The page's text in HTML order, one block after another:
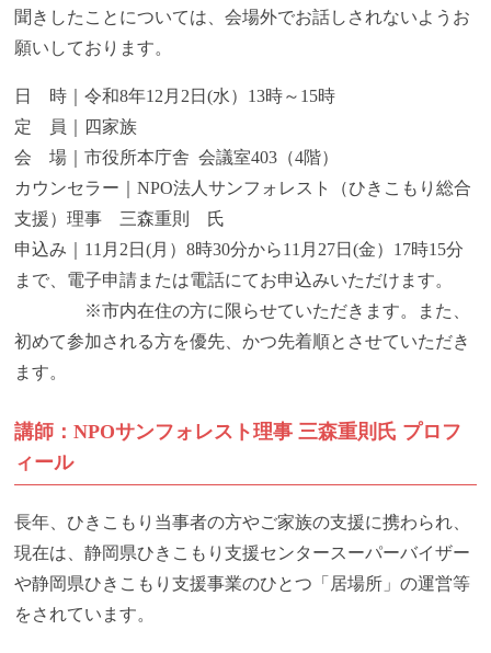
聞きしたことについては、会場外でお話しされないようお
願いしております。
日 時｜令和8年12月2日(水）13時～15時
定 員｜四家族
会 場｜市役所本庁舎 会議室403（4階）
カウンセラー｜NPO法人サンフォレスト（ひきこもり総合
支援）理事 三森重則 氏
申込み｜11月2日(月）8時30分から11月27日(金）17時15分
まで、電子申請または電話にてお申込みいただけます。
※市内在住の方に限らせていただきます。また、
初めて参加される方を優先、かつ先着順とさせていただき
ます。
講師：NPOサンフォレスト理事 三森重則氏 プロフ
ィール
長年、ひきこもり当事者の方やご家族の支援に携わられ、
現在は、静岡県ひきこもり支援センタースーパーバイザー
や静岡県ひきこもり支援事業のひとつ「居場所」の運営等
をされています。